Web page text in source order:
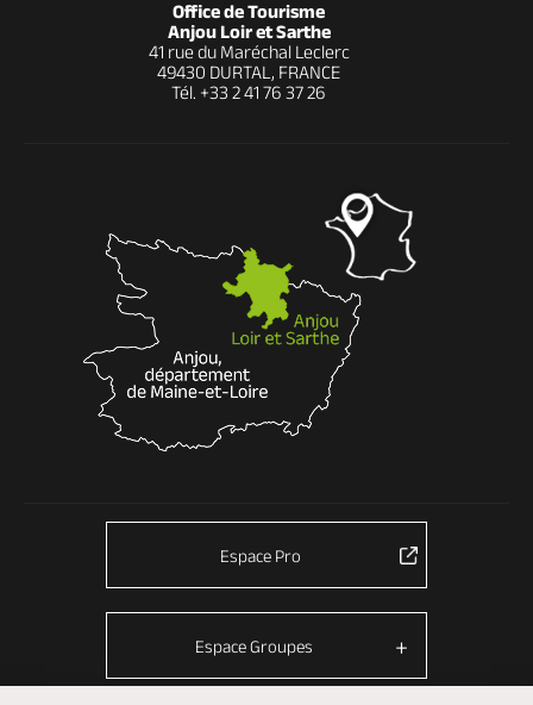
Office de Tourisme
Anjou Loir et Sarthe
41 rue du Maréchal Leclerc
49430 DURTAL, FRANCE
Tél. +33 2 41 76 37 26
Espace Pro
Espace Groupes